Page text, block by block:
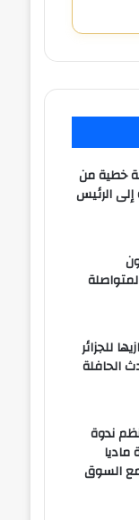
خطية من
الرئيس
للجزائر
الحافلة
ندوة
ماديا
مع السوق